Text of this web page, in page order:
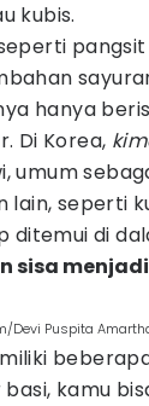
kubis.
hanya
Di Korea,
umum
lain, seperti
ditemui di
sisa
Puspita
kamu